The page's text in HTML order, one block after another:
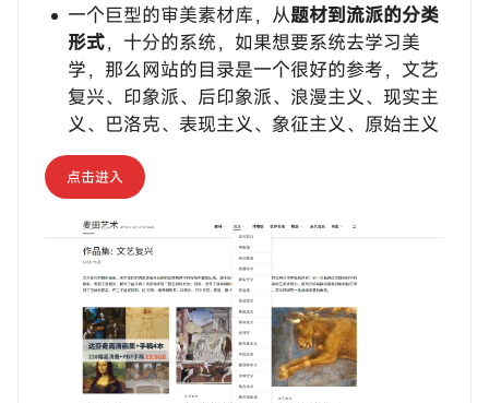
一个巨型的审美素材库，从题材到流派的分类
形式，十分的系统，如果想要系统去学习美
学，那么网站的目录是一个很好的参考，文艺
复兴、印象派、后印象派、浪漫主义、现实主
义、巴洛克、表现主义、象征主义、原始主义
点击进入